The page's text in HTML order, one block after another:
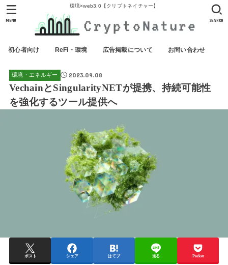
環境×web3.0【クリプトネイチャー】
初心者向け ReFi・環境 広告掲載について お問い合わせ
SEARCH
MENU
環境・エネルギー 2023.09.08
VechainとSingularityNETが提携、持続可能性
を強化するツール提供へ
ポスト シェア はてブ 送る Pocket